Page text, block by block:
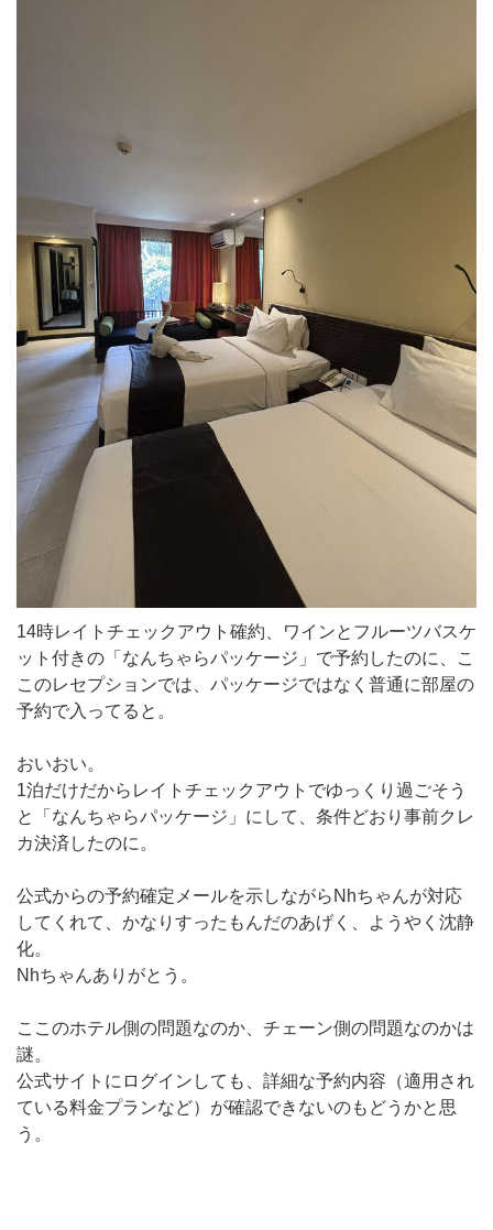
14時レイトチェックアウト確約、ワインとフルーツバスケ
ット付きの「なんちゃらパッケージ」で予約したのに、こ
このレセプションでは、パッケージではなく普通に部屋の
予約で入ってると。
おいおい。
1泊だけだからレイトチェックアウトでゆっくり過ごそう
と「なんちゃらパッケージ」にして、条件どおり事前クレ
カ決済したのに。
公式からの予約確定メールを示しながらNhちゃんが対応
してくれて、かなりすったもんだのあげく、ようやく沈静
化。
Nhちゃんありがとう。
ここのホテル側の問題なのか、チェーン側の問題なのかは
謎。
公式サイトにログインしても、詳細な予約内容（適用され
ている料金プランなど）が確認できないのもどうかと思
う。